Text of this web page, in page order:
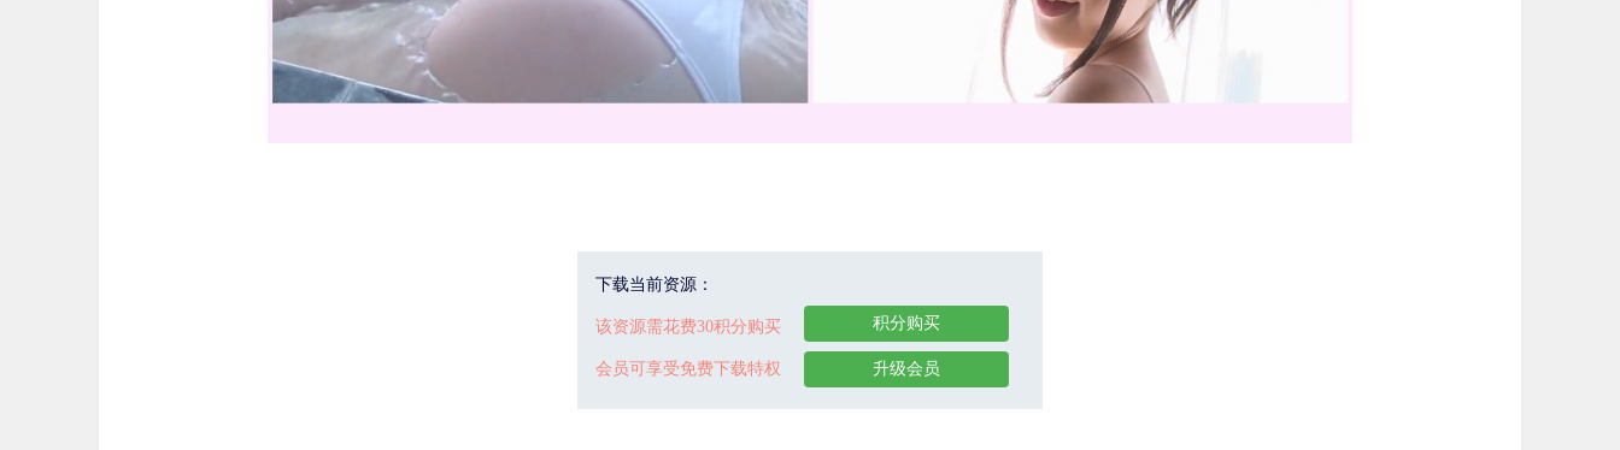
下载当前资源：
该资源需花费30积分购买
会员可享受免费下载特权
积分购买
升级会员